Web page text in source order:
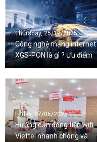
Thursday, 25/12/2025
Công nghệ mạng internet
XGS-PON là gì ? Ưu điểm
và nhược điểm
Friday, 27/06/2025
Hướng dẫn đóng tiền wifi
Viettel nhanh chóng và